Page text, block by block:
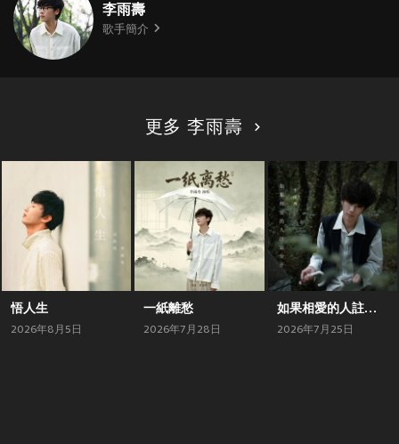
李雨壽
歌手簡介
更多 李雨壽
悟人生
2026年8月5日
一紙離愁
2026年7月28日
如果相愛的人註定分開
2026年7月25日